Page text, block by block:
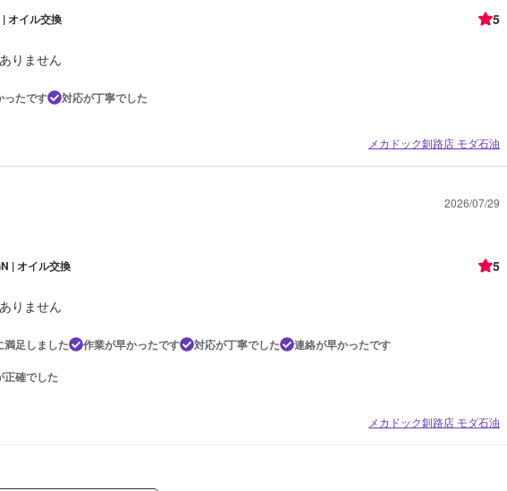
オイル交換 5
りません
ったです 対応が丁寧でした
メカドック釧路店 モダ石油
2026/07/29
| オイル交換 5
りません
満足しました 作業が早かったです 対応が丁寧でした
連絡が早かったです
正確でした
メカドック釧路店 モダ石油